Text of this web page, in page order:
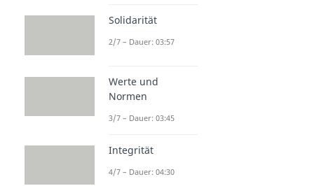
Solidarität
2/7 – Dauer: 03:57
Werte und
Normen
3/7 – Dauer: 03:45
Integrität
4/7 – Dauer: 04:30